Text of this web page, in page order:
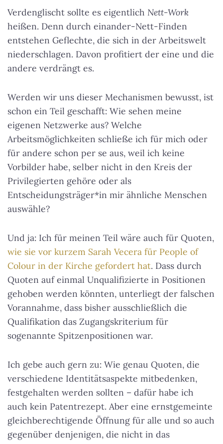
Verdenglischt sollte es eigentlich Nett-Work
heißen. Denn durch einander-Nett-Finden
entstehen Geflechte, die sich in der Arbeitswelt
niederschlagen. Davon profitiert der eine und die
andere verdrängt es.
Werden wir uns dieser Mechanismen bewusst, ist
schon ein Teil geschafft: Wie sehen meine
eigenen Netzwerke aus? Welche
Arbeitsmöglichkeiten schließe ich für mich oder
für andere schon per se aus, weil ich keine
Vorbilder habe, selber nicht in den Kreis der
Privilegierten gehöre oder als
Entscheidungsträger*in mir ähnliche Menschen
auswähle?
Und ja: Ich für meinen Teil wäre auch für Quoten,
wie sie vor kurzem Sarah Vecera für People of
Colour in der Kirche gefordert hat. Dass durch
Quoten auf einmal Unqualifizierte in Positionen
gehoben werden könnten, unterliegt der falschen
Vorannahme, dass bisher ausschließlich die
Qualifikation das Zugangskriterium für
sogenannte Spitzenpositionen war.
Ich gebe auch gern zu: Wie genau Quoten, die
verschiedene Identitätsaspekte mitbedenken,
festgehalten werden sollten – dafür habe ich
auch kein Patentrezept. Aber eine ernstgemeinte
gleichberechtigende Öffnung für alle und so auch
gegenüber denjenigen, die nicht in das